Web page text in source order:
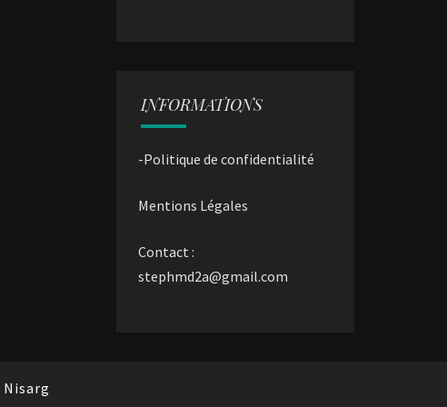
INFORMATIONS
-Politique de confidentialité
Mentions Légales
Contact :
stephmd2a@gmail.com
Nisarg